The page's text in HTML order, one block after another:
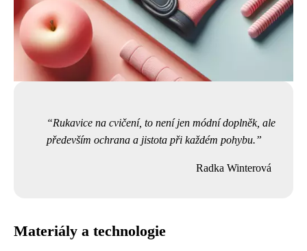
Rukavice na cvičení, to není jen módní doplněk, ale
především ochrana a jistota při každém pohybu.
Radka Winterová
Materiály a technologie